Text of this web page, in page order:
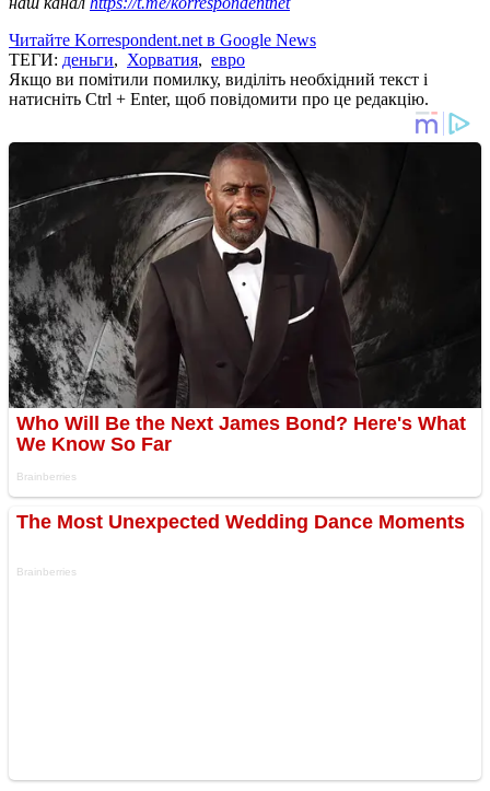
Читайте Korrespondent.net в Google News
ТЕГИ: деньги, Хорватия, евро
Якщо ви помітили помилку, виділіть необхідний текст і
натисніть Ctrl + Enter, щоб повідомити про це редакцію.